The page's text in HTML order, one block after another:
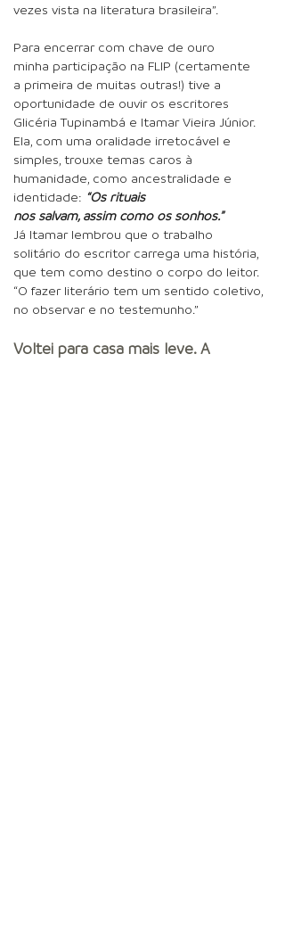
vezes vista na literatura brasileira”.
Para encerrar com chave de ouro
minha participação na FLIP (certamente
a primeira de muitas outras!) tive a
oportunidade de ouvir os escritores
Glicéria Tupinambá e Itamar Vieira Júnior.
Ela, com uma oralidade irretocável e
simples, trouxe temas caros à
humanidade, como ancestralidade e
identidade: “Os rituais
nos salvam, assim como os sonhos.”
Já Itamar lembrou que o trabalho
solitário do escritor carrega uma história,
que tem como destino o corpo do leitor.
“O fazer literário tem um sentido coletivo,
no observar e no testemunho.”
Voltei para casa mais leve. A